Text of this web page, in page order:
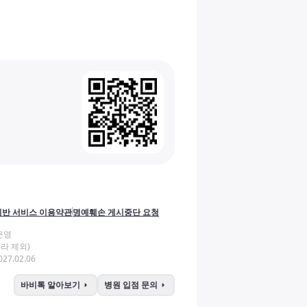
서비스 이용약관명예훼손 게시중단 요청
영
제외)
바비톡 알아보기 arrow_right 병원 입점 문의 arrow_right